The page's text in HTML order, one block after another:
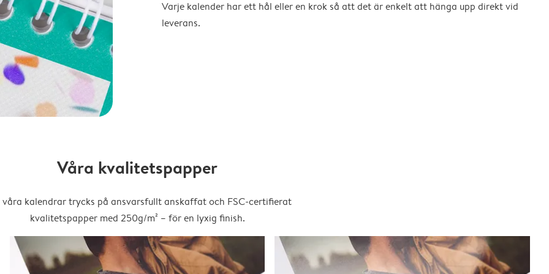
Varje kalender har ett hål eller en krok så att det är enkelt att hänga upp direkt vid
leverans.
Våra kvalitetspapper
kalendrar trycks på ansvarsfullt anskaffat och FSC-certifierat
kvalitetspapper med 250g/m² – för en lyxig finish.